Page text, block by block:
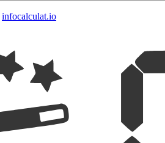
infocalculat.io